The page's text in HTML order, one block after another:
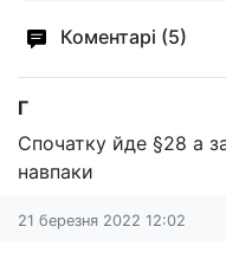
Коментарі (5)
Г
Спочатку йде §28 а
навпаки
21 березня 2022 12:02